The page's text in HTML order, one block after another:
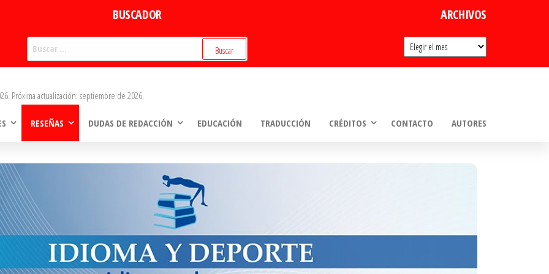
BUSCADOR ARCHIVOS
Archivos
Próxima actualización: septiembre de 2026.
RESEÑAS DUDAS DE REDACCIÓN EDUCACIÓN TRADUCCIÓN CRÉDITOS CONTACTO AUTORES